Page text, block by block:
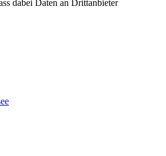
dabei Daten an Drittanbieter